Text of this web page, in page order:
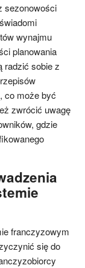
sezonowości
wynajmu
planowania
radzić sobie z
co może być
zwrócić uwagę
gdzie
franczyzowym
się do